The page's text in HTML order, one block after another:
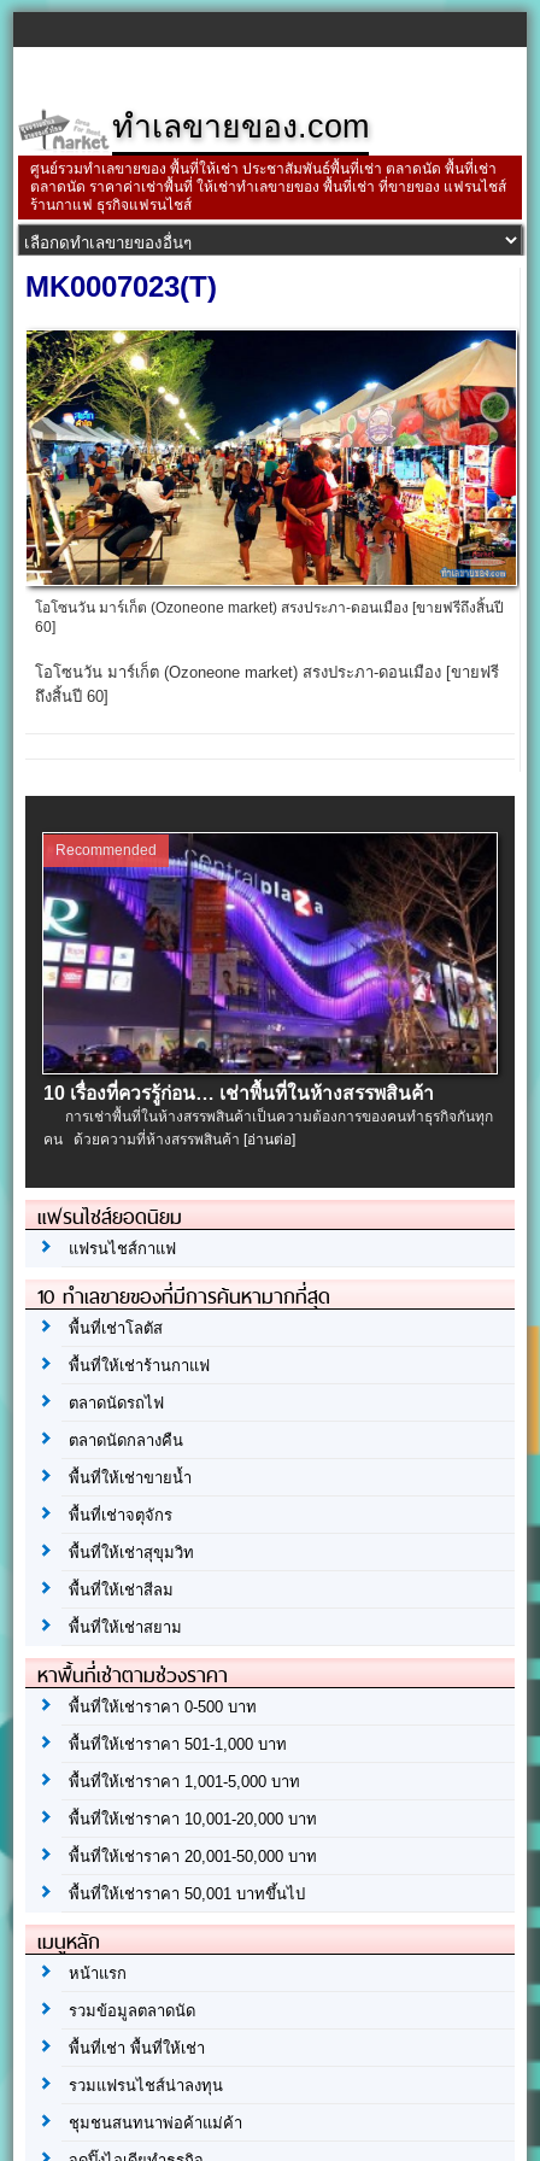
ทำเลขายของ.com
ศูนย์รวมทำเลขายของ พื้นที่ให้เช่า ประชาสัมพันธ์พื้นที่เช่า ตลาดนัด พื้นที่เช่า
ตลาดนัด ราคาค่าเช่าพื้นที่ ให้เช่าทำเลขายของ พื้นที่เช่า ที่ขายของ แฟรนไชส์
ร้านกาแฟ ธุรกิจแฟรนไชส์
MK0007023(T)
โอโซนวัน มาร์เก็ต (Ozoneone market) สรงประภา-ดอนเมือง [ขายฟรีถึงสิ้นปี
60]
โอโซนวัน มาร์เก็ต (Ozoneone market) สรงประภา-ดอนเมือง [ขายฟรี
ถึงสิ้นปี 60]
Recommended
10 เรื่องที่ควรรู้ก่อน… เช่าพื้นที่ในห้างสรรพสินค้า
การเช่าพื้นที่ในห้างสรรพสินค้าเป็นความต้องการของคนทำธุรกิจกันทุก
คน ด้วยความที่ห้างสรรพสินค้า [อ่านต่อ]
แฟรนไชส์ยอดนิยม
แฟรนไชส์กาแฟ
10 ทำเลขายของที่มีการค้นหามากที่สุด
พื้นที่เช่าโลตัส
พื้นที่ให้เช่าร้านกาแฟ
ตลาดนัดรถไฟ
ตลาดนัดกลางคืน
พื้นที่ให้เช่าขายน้ำ
พื้นที่เช่าจตุจักร
พื้นที่ให้เช่าสุขุมวิท
พื้นที่ให้เช่าสีลม
พื้นที่ให้เช่าสยาม
หาพื้นที่เช่าตามช่วงราคา
พื้นที่ให้เช่าราคา 0-500 บาท
พื้นที่ให้เช่าราคา 501-1,000 บาท
พื้นที่ให้เช่าราคา 1,001-5,000 บาท
พื้นที่ให้เช่าราคา 10,001-20,000 บาท
พื้นที่ให้เช่าราคา 20,001-50,000 บาท
พื้นที่ให้เช่าราคา 50,001 บาทขึ้นไป
เมนูหลัก
หน้าแรก
รวมข้อมูลตลาดนัด
พื้นที่เช่า พื้นที่ให้เช่า
รวมแฟรนไชส์น่าลงทุน
ชุมชนสนทนาพ่อค้าแม่ค้า